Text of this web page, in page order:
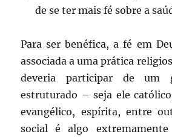
de se ter mais fé sobre a
Para ser benéfica, a fé em
associada a uma prática
deveria participar de um
estruturado – seja ele
evangélico, espírita, entre
social é algo